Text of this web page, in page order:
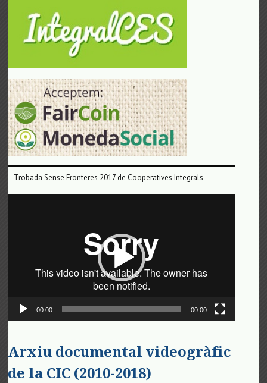
Trobada Sense Fronteres 2017 de Cooperatives Integrals
00:00 00:00
Arxiu documental videogràfic
de la CIC (2010-2018)